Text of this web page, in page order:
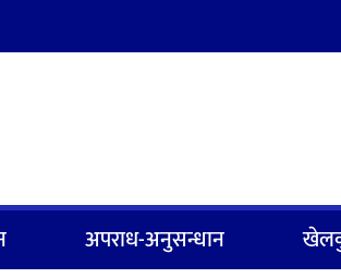
अपराध-अनुसन्धान